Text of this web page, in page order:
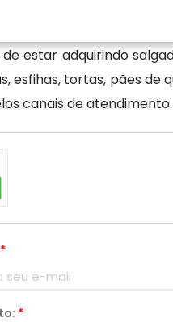
estar adquirindo
tortas, pães de
canais de atendimento.
*
*